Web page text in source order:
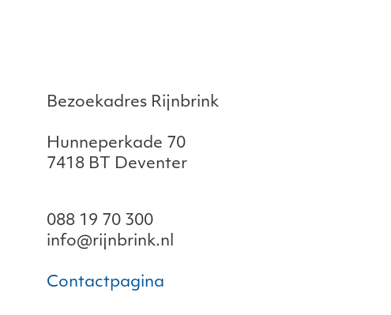
Bezoekadres Rijnbrink
Hunneperkade 70
7418 BT Deventer
088 19 70 300
info@rijnbrink.nl
Contactpagina